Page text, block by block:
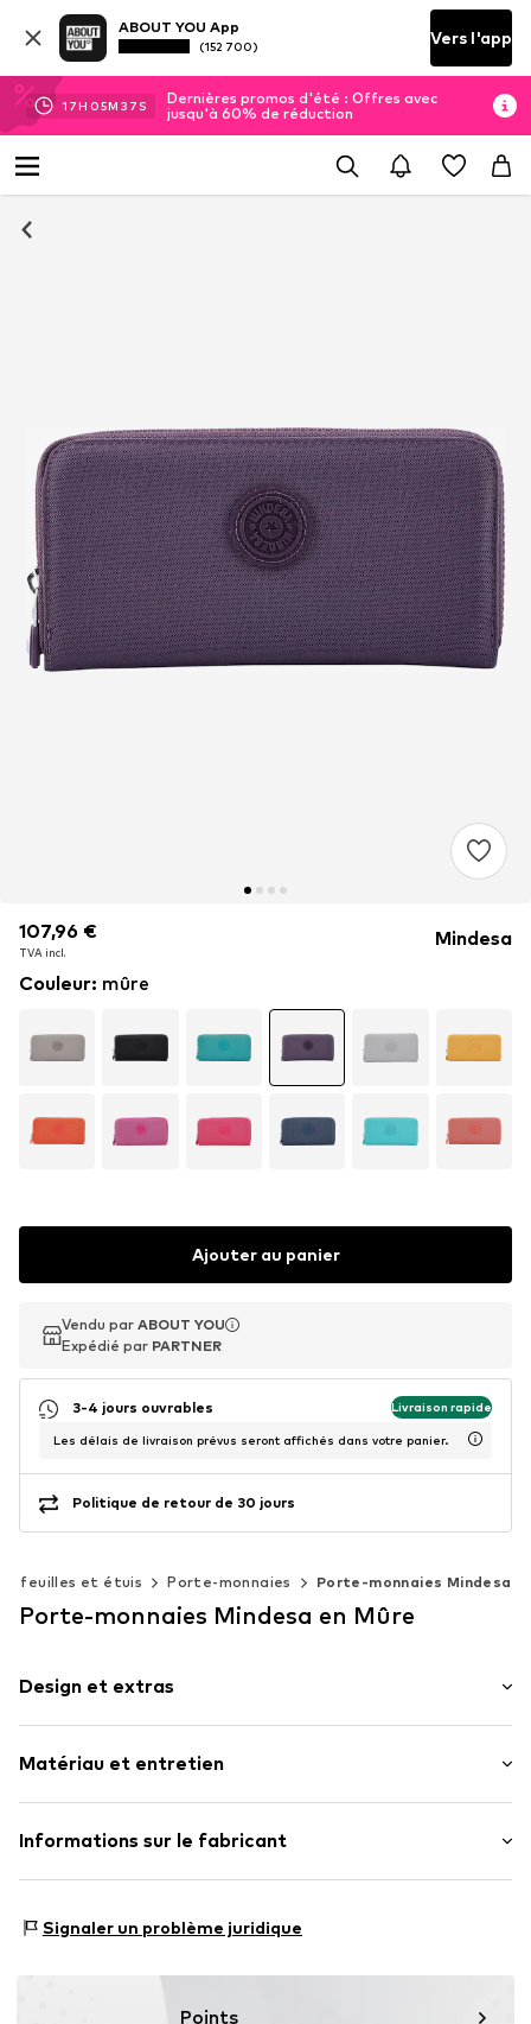
ABOUT YOU App
(152 700) Vers l'app
17H 05M 36 S
Dernières promos d'été : Offres avec
jusqu'à 60% de réduction
107,96 €
TVA incl.
107,96 €
TVA incl.
107,96 €
TVA incl.
Mindesa
Couleur: mûre
Ajouter au panier
Vendu par ABOUT YOU
Expédié par PARTNER
Vendu par ABOUT YOU
Expédié par PARTNER
3-4 jours ouvrables Livraison rapide
Les délais de livraison prévus seront affichés dans votre panier.
Politique de retour de 30 jours
et étuis Porte-monnaies Porte-monnaies Mindesa
Porte-monnaies Mindesa en Mûre
Design et extras
Compartiment à monnaie
Compartiment à billets
Fermeture éclair sur le pourtour
Textile
Matériau et entretien
Matériau supérieur : Polyamide (Nylon®)
Informations sur le fabricant
22529 Hamburg
Signaler un problème juridique
Points